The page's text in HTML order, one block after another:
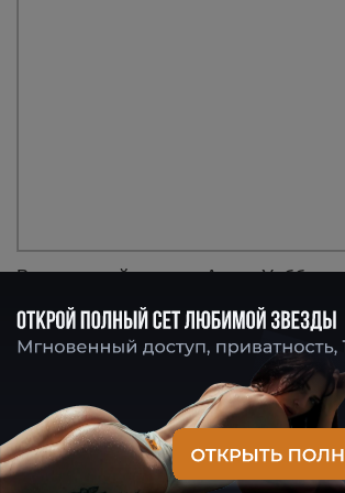
В настоящий момент Алекс Уэбб
в Бруклине.